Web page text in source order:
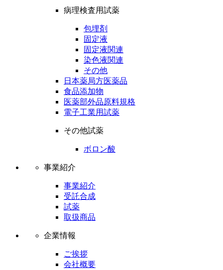
病理検査用試薬
包埋剤
固定液
固定液関連
染色液関連
その他
日本薬局方医薬品
食品添加物
医薬部外品原料規格
電子工業用試薬
その他試薬
ボロン酸
事業紹介
事業紹介
受託合成
試薬
取扱商品
企業情報
ご挨拶
会社概要